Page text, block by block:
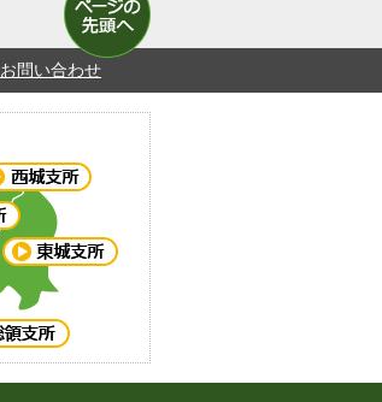
お問い合わせ